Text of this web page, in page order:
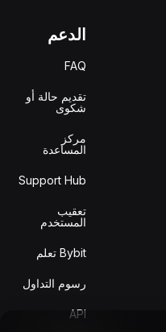
الدعم
FAQ
تقديم حالة أو
شكوى
مركز
المساعدة
Support Hub
تعقيب
المستخدم
Bybit تعلم
رسوم التداول
API